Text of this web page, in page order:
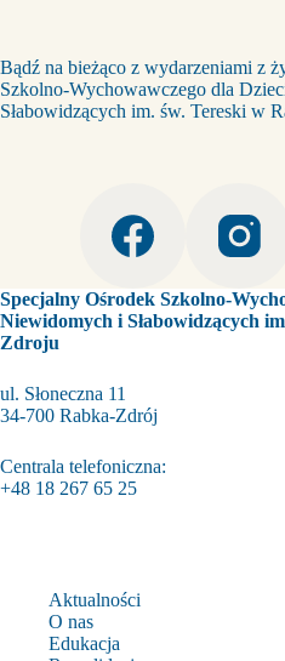
Bądź na bieżąco z wydarzeniami z
Szkolno-Wychowawczego dla
Słabowidzących im. św. Tereski w
Specjalny Ośrodek Szkolno-
Niewidomych i Słabowidzących
Zdroju
ul. Słoneczna 11
34-700 Rabka-Zdrój
Centrala telefoniczna:
+48 18 267 65 25
Aktualności
O nas
Edukacja